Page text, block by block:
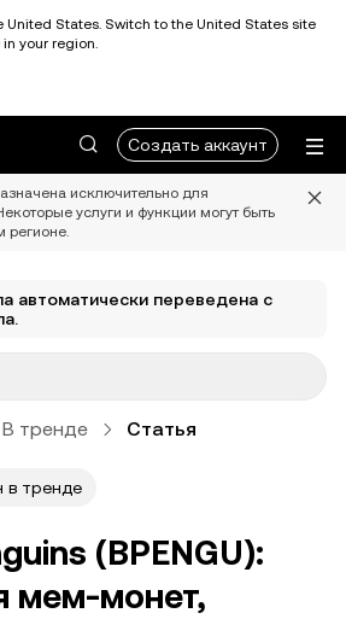
United States. Switch to the United States site
your region.
Создать аккаунт
исключительно для
услуги и функции могут быть
регионе.
автоматически переведена с
В тренде Статья
в тренде
(BPENGU):
мем-монет,